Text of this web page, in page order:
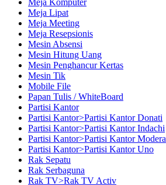
Meja Lipat
Meja Meeting
Meja Resepsionis
Mesin Absensi
Mesin Hitung Uang
Mesin Penghancur Kertas
Mesin Tik
Mobile File
Papan Tulis / WhiteBoard
Partisi Kantor
Partisi Kantor>Partisi Kantor Donati
Partisi Kantor>Partisi Kantor Indachi
Partisi Kantor>Partisi Kantor Modera
Partisi Kantor>Partisi Kantor Uno
Rak Sepatu
Rak Serbaguna
Rak TV>Rak TV Activ